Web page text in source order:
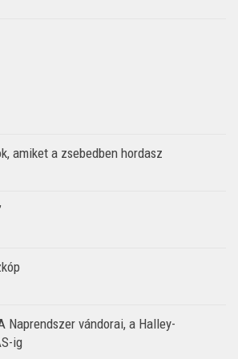
amiket a zsebedben hordasz
Naprendszer vándorai, a Halley-
ig